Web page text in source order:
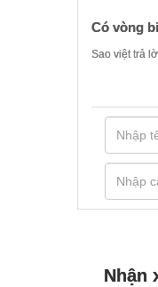
Vòng
VÒNG
BECBY
Có vòng
Sao việt trả
Nhận